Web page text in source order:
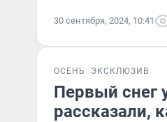
30 сентября, 2024, 10:41
ОСЕНЬ ЭКСКЛЮЗИВ
Первый снег
рассказали,